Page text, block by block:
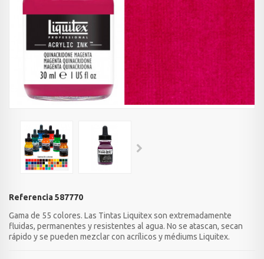
Referencia587770
Gama de 55 colores. Las Tintas Liquitex son extremadamente
fluidas, permanentes y resistentes al agua. No se atascan, secan
rápido y se pueden mezclar con acrílicos y médiums Liquitex.